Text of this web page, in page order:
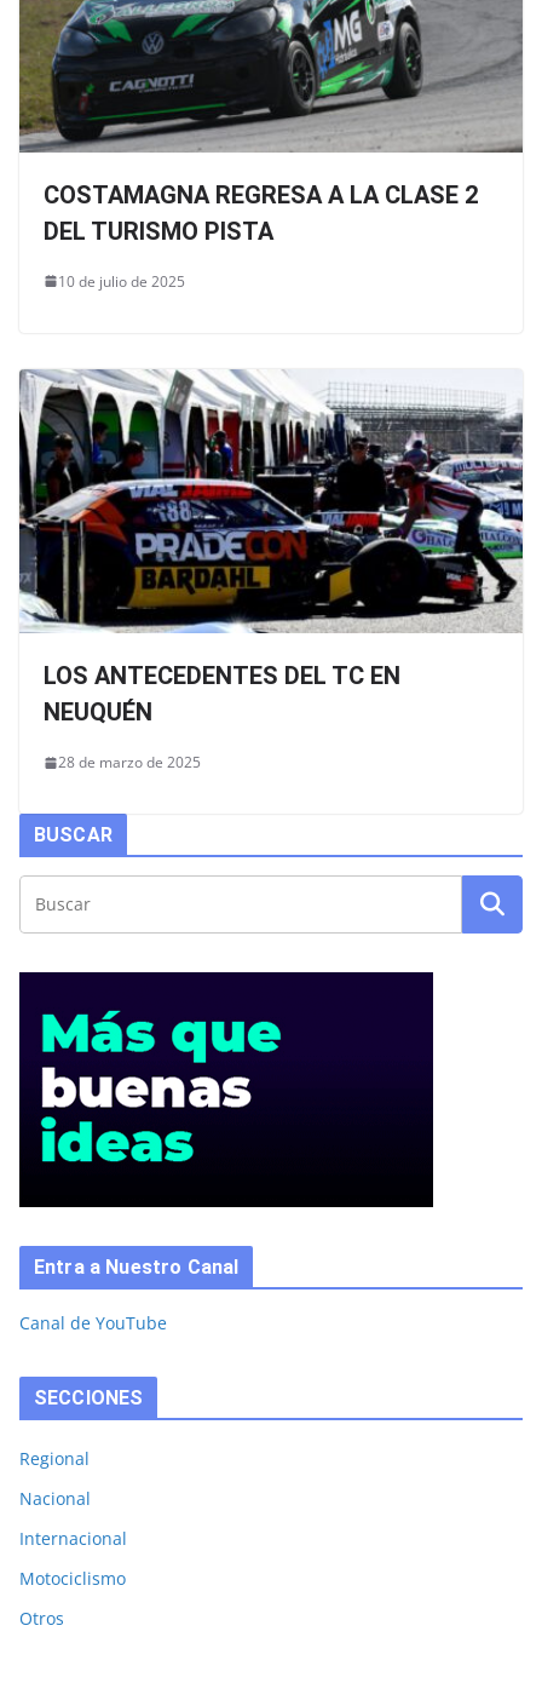
COSTAMAGNA REGRESA A LA CLASE 2
DEL TURISMO PISTA
10 de julio de 2025
LOS ANTECEDENTES DEL TC EN
NEUQUÉN
28 de marzo de 2025
BUSCAR
Entra a Nuestro Canal
Canal de YouTube
SECCIONES
Regional
Nacional
Internacional
Motociclismo
Otros